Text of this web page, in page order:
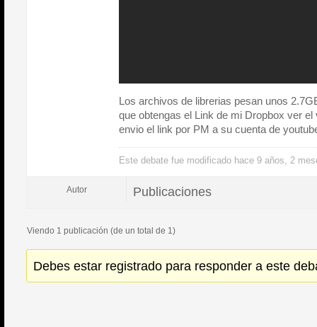
Los archivos de librerias pesan unos
que obtengas el Link de mi Dropbox ver
envio el link por PM a su cuenta de
Este debate fue modificado hace 9 años, 2
Autor Publicaciones
Viendo 1 publicación (de un total de 1)
Debes estar registrado para responder a este